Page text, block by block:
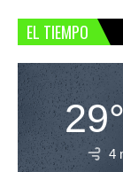
EL TIEMPO
4